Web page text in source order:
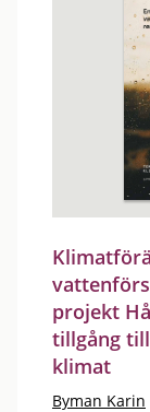
projekt
tillgång
klimat
Byman Karin